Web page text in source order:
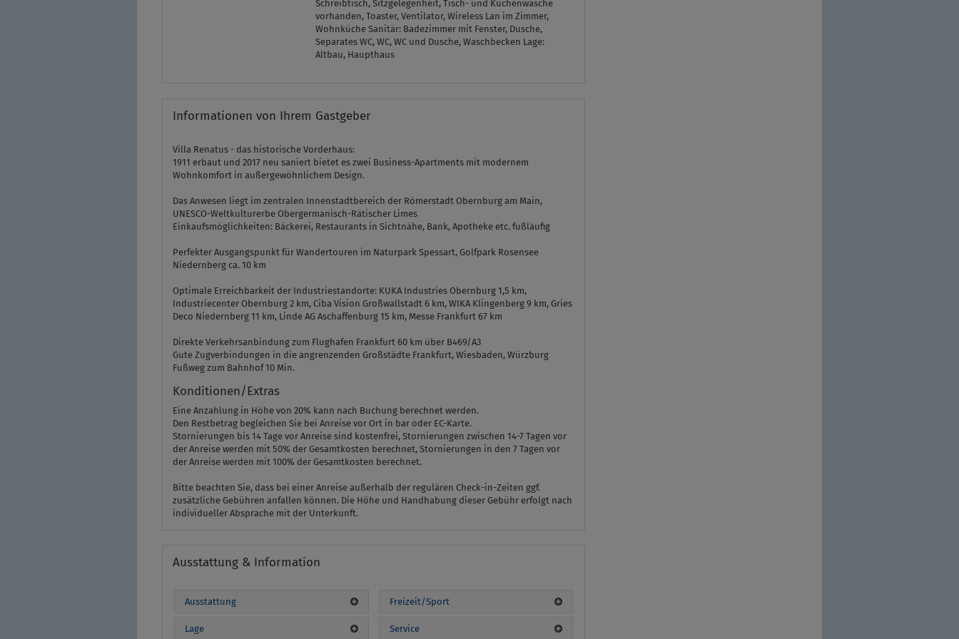
Schreibtisch, Sitzgelegenheit, Tisch- und Küchenwäsche
vorhanden, Toaster, Ventilator, Wireless Lan im Zimmer,
WohnkücheSanitär: Badezimmer mit Fenster, Dusche,
Separates WC, WC, WC und Dusche, Waschbecken Lage:
Altbau, Haupthaus
Informationen von Ihrem Gastgeber
Villa Renatus - das historische Vorderhaus:
1911 erbaut und 2017 neu saniert bietet es zwei Business-Apartments mit modernem
Wohnkomfort in außergewöhnlichem Design.
Das Anwesen liegt im zentralen Innenstadtbereich der Römerstadt Obernburg am Main,
UNESCO-Weltkulturerbe Obergermanisch-Rätischer Limes
Einkaufsmöglichkeiten: Bäckerei, Restaurants in Sichtnähe, Bank, Apotheke etc. fußläufig
Perfekter Ausgangspunkt für Wandertouren im Naturpark Spessart, Golfpark Rosensee
Niedernberg ca. 10 km
Optimale Erreichbarkeit der Industriestandorte: KUKA Industries Obernburg 1,5 km,
Industriecenter Obernburg 2 km, Ciba Vision Großwallstadt 6 km, WIKA Klingenberg 9 km, Gries
Deco Niedernberg 11 km, Linde AG Aschaffenburg 15 km, Messe Frankfurt 67 km
Direkte Verkehrsanbindung zum Flughafen Frankfurt 60 km über B469/A3
Gute Zugverbindungen in die angrenzenden Großstädte Frankfurt, Wiesbaden, Würzburg
Fußweg zum Bahnhof 10 Min.
Konditionen/Extras
Eine Anzahlung in Höhe von 20% kann nach Buchung berechnet werden.
Den Restbetrag begleichen Sie bei Anreise vor Ort in bar oder EC-Karte.
Stornierungen bis 14 Tage vor Anreise sind kostenfrei, Stornierungen zwischen 14-7 Tagen vor
der Anreise werden mit 50% der Gesamtkosten berechnet, Stornierungen in den 7 Tagen vor
der Anreise werden mit 100% der Gesamtkosten berechnet.
Bitte beachten Sie, dass bei einer Anreise außerhalb der regulären Check-in-Zeiten ggf.
zusätzliche Gebühren anfallen können. Die Höhe und Handhabung dieser Gebühr erfolgt nach
individueller Absprache mit der Unterkunft.
Ausstattung & Information
Ausstattung Freizeit/Sport
Lage Service